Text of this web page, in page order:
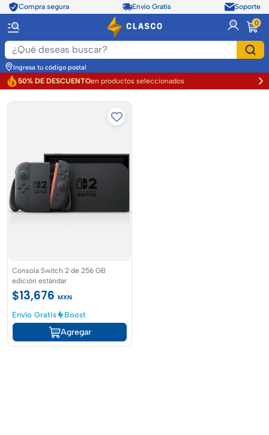
Compra segura Envío Gratis Soporte
0
Ingresa tu código postal
50% DE DESCUENTOen productos seleccionados
Consola Switch 2 de 256 GB
edición estándar
$13,676 MXN
Envío Gratis
Boost
Agregar